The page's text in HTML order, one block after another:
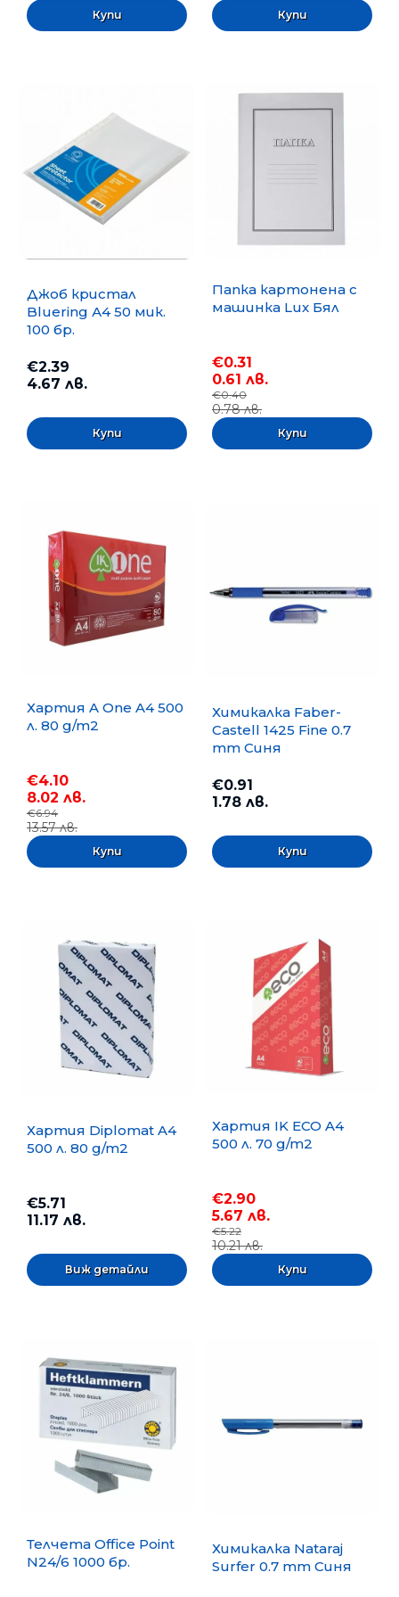
Джоб кристал
Bluering А4 50 мик.
100 бр.
€2.39
4.67 лв.
Папка картонена с
машинка Lux Бял
€0.31
0.61 лв.
€0.40
0.78 лв.
Хартия A One A4 500
л. 80 g/m2
€4.10
8.02 лв.
€6.94
13.57 лв.
Химикалка Faber-
Castell 1425 Fine 0.7
mm Синя
€0.91
1.78 лв.
Хартия Diplomat A4
500 л. 80 g/m2
€5.71
11.17 лв.
Виж детайли
Хартия IK ECO A4
500 л. 70 g/m2
€2.90
5.67 лв.
€5.22
10.21 лв.
Телчета Office Point
N24/6 1000 бр.
Химикалка Nataraj
Surfer 0.7 mm Синя